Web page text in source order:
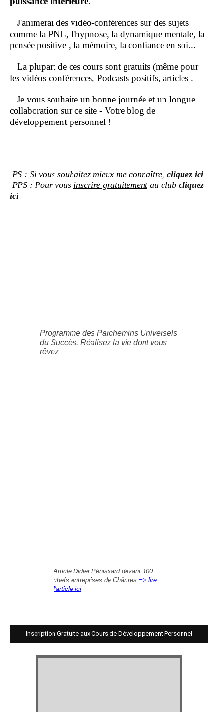
J'animerai des vidéo-conférences sur des sujets
comme la PNL, l'hypnose, la dynamique mentale, la
pensée positive , la mémoire, la confiance en soi...
La plupart de ces cours sont gratuits (même pour
les vidéos conférences, Podcasts positifs, articles .
Je vous souhaite un bonne journée et un longue
collaboration sur ce site - Votre blog de
développementpersonnel !
PS : Si vous souhaitez mieux me connaître, cliquez ici
PPS : Pour vous inscrire gratuitementau club cliquez
ici
Programme des Parchemins Universels
du Succès. Réalisez la vie dont vous
rêvez
Article Didier Pénissard devant 100
chefs entreprises de Chârtres => lire
l'article ici
Inscription Gratuite aux Cours de Développement Personnel